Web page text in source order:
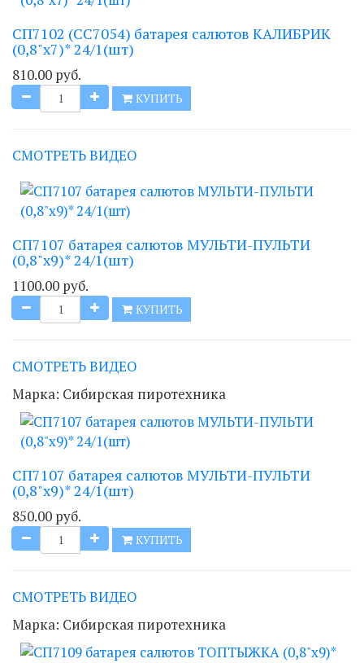
СП7102 (СС7054) батарея салютов КАЛИБРИК
(0,8"х7)* 24/1(шт)
810.00 руб.
КУПИТЬ
СМОТРЕТЬ ВИДЕО
СП7107 батарея салютов МУЛЬТИ-ПУЛЬТИ
(0,8"х9)* 24/1(шт)
1100.00 руб.
КУПИТЬ
СМОТРЕТЬ ВИДЕО
Марка: Сибирская пиротехника
СП7107 батарея салютов МУЛЬТИ-ПУЛЬТИ
(0,8"х9)* 24/1(шт)
850.00 руб.
КУПИТЬ
СМОТРЕТЬ ВИДЕО
Марка: Сибирская пиротехника